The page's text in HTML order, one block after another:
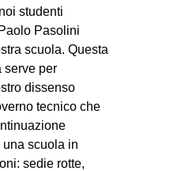
studenti
Pasolini
scuola. Questa
serve per
dissenso
tecnico che
scuola in
sedie rotte,